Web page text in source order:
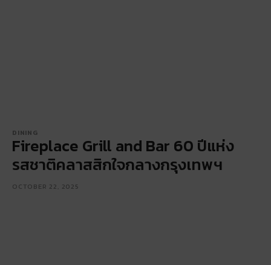
DINING
Fireplace Grill and Bar 60 ปีแห่ง
รสชาติคลาสสิกใจกลางกรุงเทพฯ
OCTOBER 22, 2025